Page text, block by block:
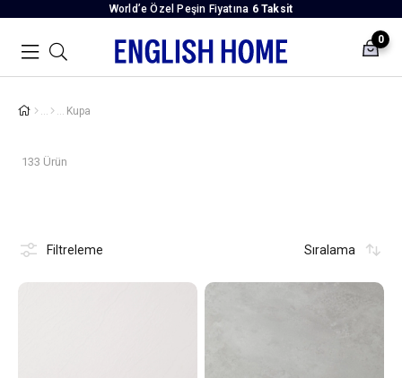
World’e Özel Peşin Fiyatına 6 Taksit
0
Kupa
133 Ürün
Filtreleme Sıralama